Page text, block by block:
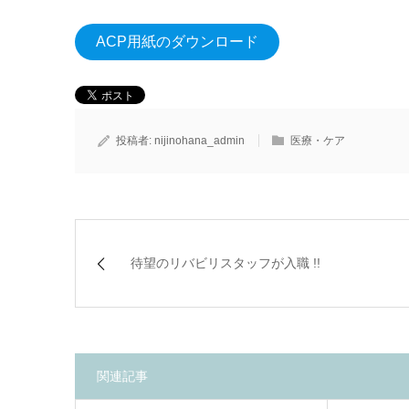
ACP用紙のダウンロード
投稿者: nijinohana_admin 医療・ケア
待望のリバビリスタッフが入職 !!
関連記事